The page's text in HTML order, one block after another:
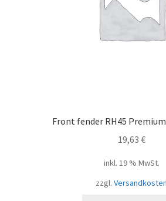
Front fender RH45
19,63 €
inkl. 19 % MwSt.
zzgl. Versandkosten